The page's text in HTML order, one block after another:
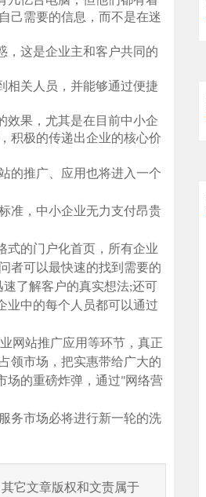
己需要的信息，而不是在迷
，这是企业主和客户共同的
相关人员，并能够通过便捷
效果，尤其是在目前中小企
积极的传递出企业的核心价
的推广、应用也将进入一个
准，中小企业无力支付昂贵
式的门户化首页，所有企业
者可以最快速的找到需要的
了解客户的真实想法;还可
业中的每个人员都可以通过
网站推广应用等环节，真正
领市场，把实惠带给广大的
场的重磅炸弹，通过"网络营
务市场必将进行新一轮的洗
它文章版权和文责属于